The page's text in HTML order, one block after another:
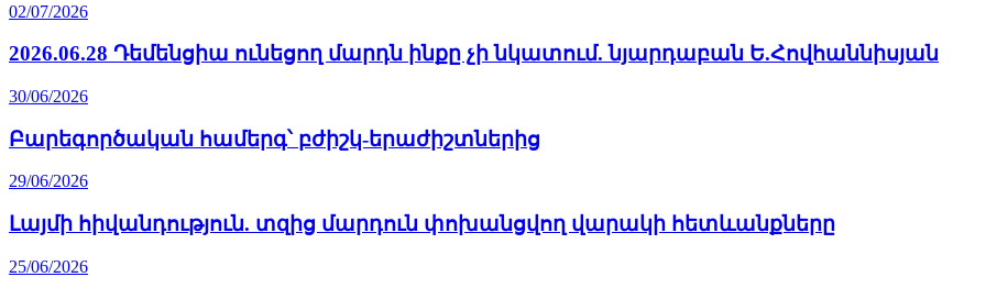
02/07/2026
2026.06.28 Դեմենցիա ունեցող մարդն ինքը չի նկատում. նյարդաբան Ե.Հովհաննիսյան
30/06/2026
Բարեգործական համերգ՝ բժիշկ-երաժիշտներից
29/06/2026
Լայմի հիվանդություն. տզից մարդուն փոխանցվող վարակի հետևանքները
25/06/2026